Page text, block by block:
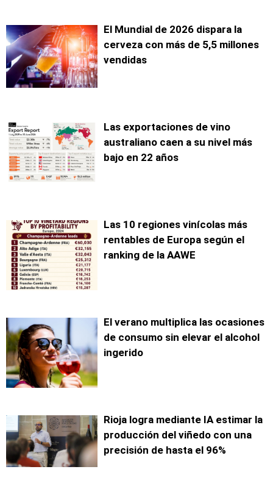
El Mundial de 2026 dispara la
cerveza con más de 5,5 millones
vendidas
Las exportaciones de vino
australiano caen a su nivel más
bajo en 22 años
Las 10 regiones vinícolas más
rentables de Europa según el
ranking de la AAWE
El verano multiplica las ocasiones
de consumo sin elevar el alcohol
ingerido
Rioja logra mediante IA estimar la
producción del viñedo con una
precisión de hasta el 96%